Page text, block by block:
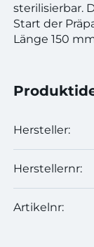
sterilisierbar.
Start der
Länge 150
Hersteller:
Herstellernr:
Artikelnr: